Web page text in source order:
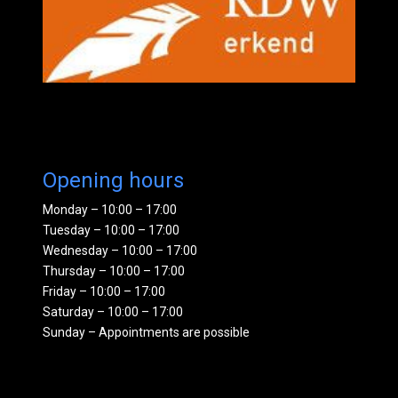
Opening hours
Monday – 10:00 – 17:00
Tuesday – 10:00 – 17:00
Wednesday – 10:00 – 17:00
Thursday – 10:00 – 17:00
Friday – 10:00 – 17:00
Saturday – 10:00 – 17:00
Sunday – Appointments are possible